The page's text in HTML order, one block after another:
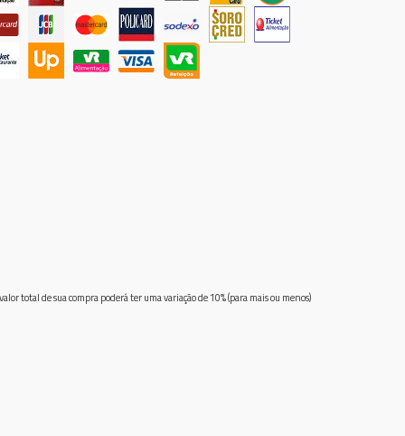
total de sua compra poderá ter uma variação de 10% (para mais ou menos)